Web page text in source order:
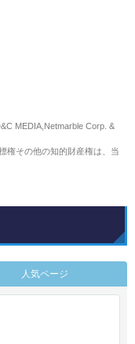
MEDIA,Netmarble Corp. &
権その他の知的財産権は、当
人気ページ